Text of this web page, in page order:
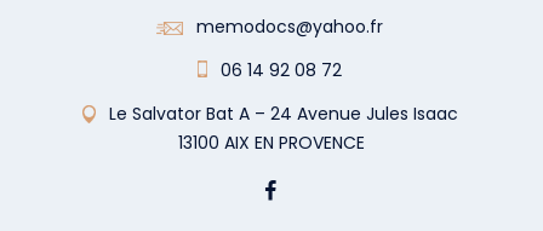
memodocs@yahoo.fr
06 14 92 08 72
Le Salvator Bat A – 24 Avenue Jules Isaac
13100 AIX EN PROVENCE